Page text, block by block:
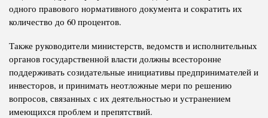
одного правового нормативного документа и сократить их
количество до 60 процентов.
Также руководители министерств, ведомств и исполнительных
органов государственной власти должны всесторонне
поддерживать созидательные инициативы предпринимателей и
инвесторов, и принимать неотложные мери по решению
вопросов, связанных с их деятельностью и устранением
имеющихся проблем и препятствий.